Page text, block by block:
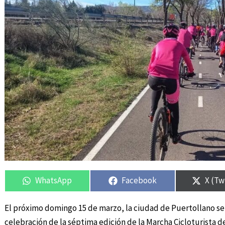
Compartir
en
WhatsApp
Compartir
en
Facebook
en
X
El próximo domingo 15 de marzo, la ciudad de Puertollano
celebración de la séptima edición de la Marcha Cicloturista
Compartir
en
Compartir
en en